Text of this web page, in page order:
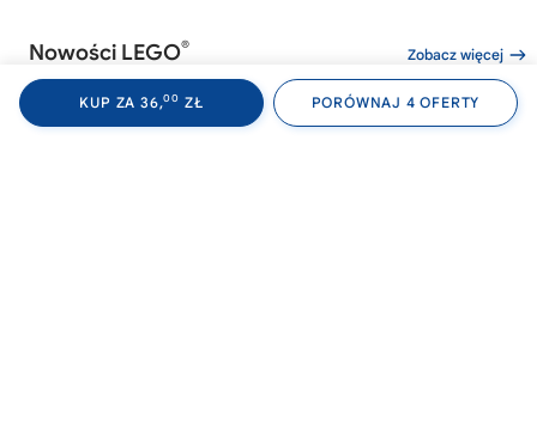
KUP ZA 36,00 ZŁ PORÓWNAJ 4 OFERTY
Nowości LEGO® Zobacz więcej